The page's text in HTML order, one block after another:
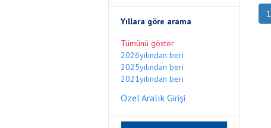
Yıllara göre arama
Tümünü göster
2026yılından beri
2025yılından beri
2021yılından beri
Özel Aralık Girişi
1